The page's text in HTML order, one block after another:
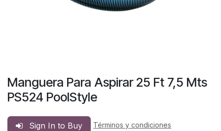
Manguera Para Aspirar 25 Ft 7,5 Mts
PS524 PoolStyle
Sign In to Buy
Términos y condiciones